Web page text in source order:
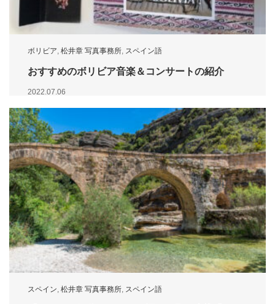
ボリビア 松井章 写真事務所 スペイン語
おすすめのボリビア音楽＆コンサートの紹介
2022.07.06
スペイン, 松井章 写真事務所, スペイン語